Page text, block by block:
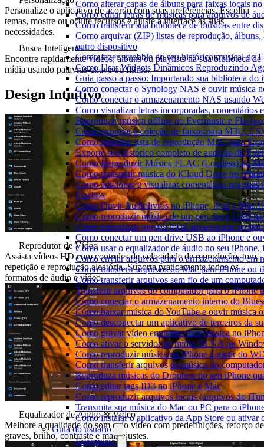
Como alterar capas de álbuns para faixas locais
Como editar letras de músicas para arquivos de
Como transferir sua biblioteca de músicas entre
Como arquivar (ZIP) listas de reprodução,
outro dispositivo
Como fazer scrobble do seu histórico musical do
Como Usar Widgets Dinâmicos Reproduzindo
Guia passo a passo: Importando sua biblioteca
Como conectar o Synology NAS e ouvir música
Como conectar o armazenamento NAS usando
Como visualizar letras incorporadas,
Reproduzir música offline no Evermusic e
Como exportar a coleção de faixas para M3U,
Como importar lista de reprodução M3U para
Exporte seu histórico completo de audição do
Como Reproduzir Música FLAC (Lossless) no
Como transmitir música do iCloud Drive no
Como adicionar e visualizar comentários nas
Flacbox
Como Ouvir Audiolivros no iPhone, iPad e Mac
Como reproduzir música de um pen drive USB
Como reproduzir musica local armazenada no
Como conectar um pen drive USB ao iPhone e
Como usar o equalizador de áudio no seu
Como enviar arquivos para o armazenamento
Como transferir arquivos do Mac para iPhone ou
Como transferir arquivos sem fio de um
Transferir arquivos do computador para o iPhone
Como conectar o armazenamento interno do
Como baixar música do YouTube e ouvir música
Como desconectar um aplicativo de terceiros da
Como gravar vídeo enquanto toca música no
Como ativar o servidor de mídia DLNA no
Como reproduzir música no iPhone a partir do
Como transferir arquivos de música do
Reproduza músicas do Dropbox no seu iPhone
Como editar tags ID3 no iPhone e Mac
Como reproduzir arquivos locais (arquivos do
Transmita sua música do Mac ou PC para o
Como instalar o aplicativo da App Store ou
Guia do usuário
Evermusic
Personalize o aplicativo de acordo com suas preferências. Escolha
temas, mostre ou oculte recursos e ajuste a interface às suas
necessidades.
Busca Inteligente
Encontre rapidamente vídeos, álbuns ou playlists na sua biblioteca de
mídia usando palavras-chave ou filtros.
Design Intuitivo
Reprodutor de Vídeo
Assista vídeos HD com controles de velocidade de reprodução, tom,
repetição e reprodução aleatória. Suporta praticamente todos os
formatos de áudio e vídeo.
Equalizador de Áudio & Vídeo
Melhore a qualidade do som e do vídeo com predefinições, reforço de
graves, brilho, contraste e mais ajustes.